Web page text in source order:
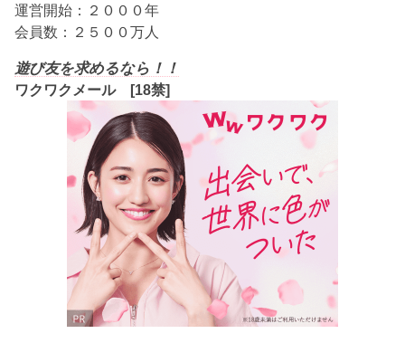
運営開始：２０００年
会員数：２５００万人
遊び友を求めるなら！！
ワクワクメール [18禁]